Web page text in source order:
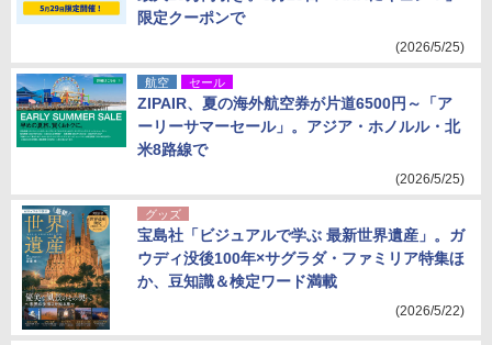
限定クーポンで
(2026/5/25)
航空 セール
ZIPAIR、夏の海外航空券が片道6500円～「ア
ーリーサマーセール」。アジア・ホノルル・北
米8路線で
(2026/5/25)
グッズ
宝島社「ビジュアルで学ぶ 最新世界遺産」。ガ
ウディ没後100年×サグラダ・ファミリア特集ほ
か、豆知識＆検定ワード満載
(2026/5/22)